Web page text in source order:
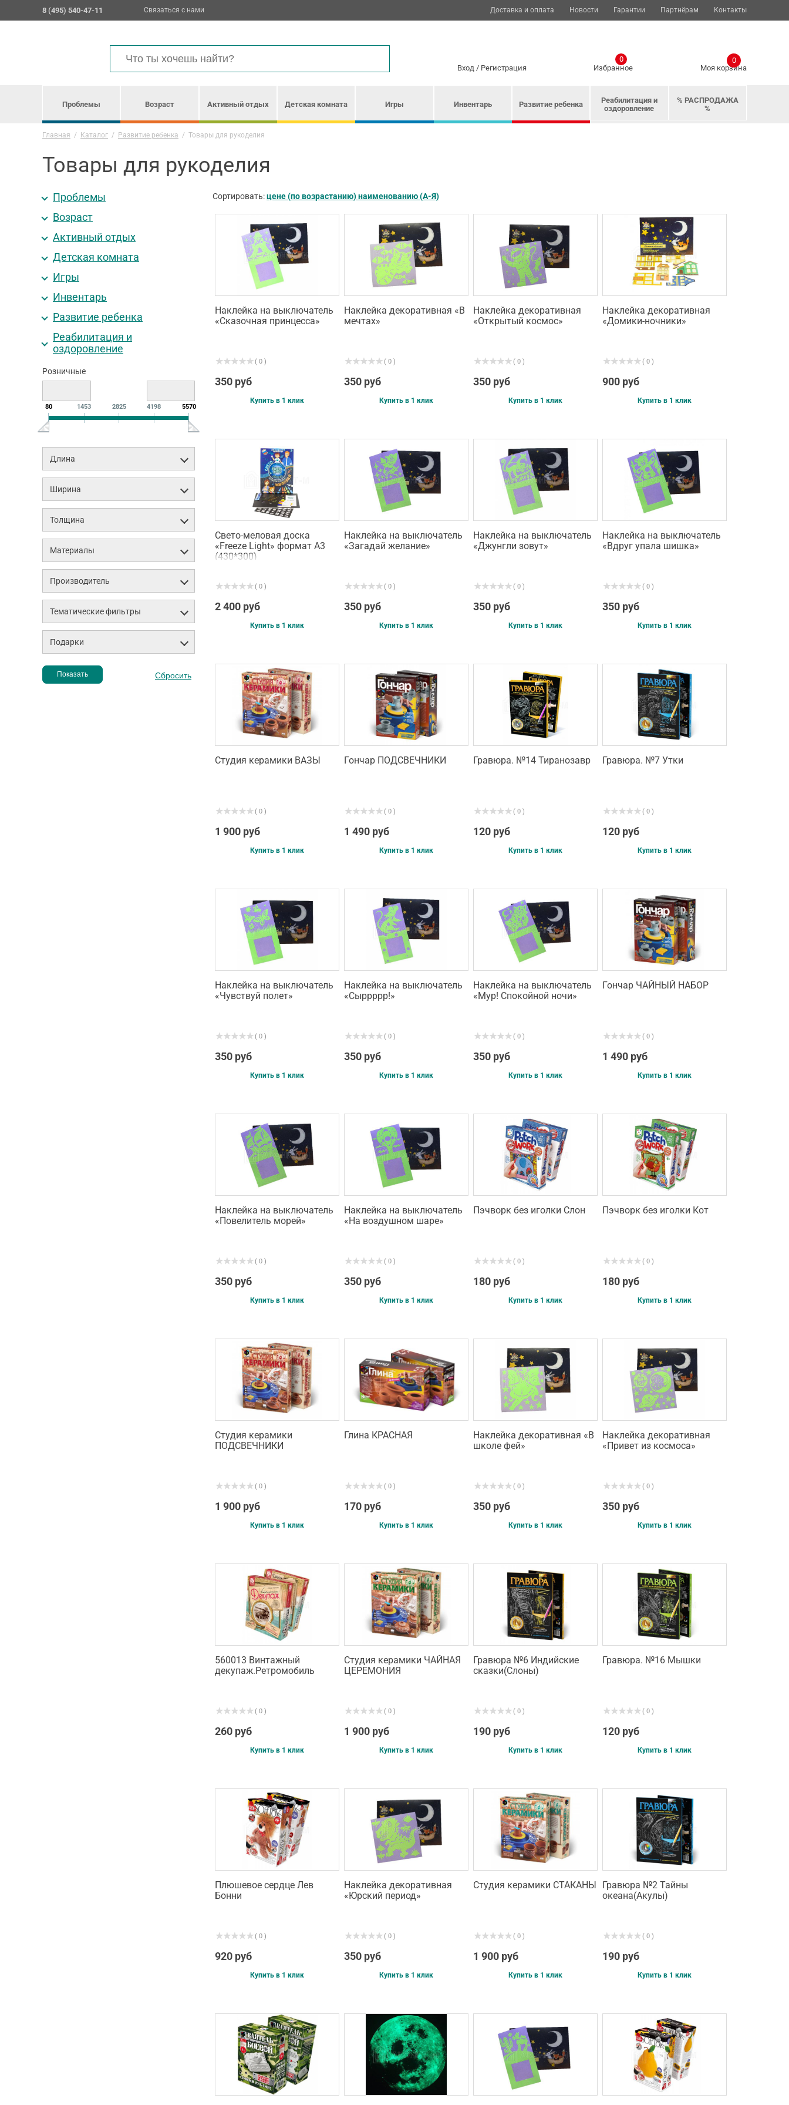
8 (495) 540-47-11 Связаться с нами Доставка и оплата Новости Гарантии Партнёрам Контакты
Вход/ Регистрация Избранное
0
Моя корзина
0
Проблемы Возраст Активный отдых Детская комната Игры Инвентарь Развитие ребенка
Реабилитация и
оздоровление
% РАСПРОДАЖА
%
Главная / Каталог / Развитие ребенка / Товары для рукоделия
Товары для рукоделия
Проблемы
Возраст
Активный отдых
Детская комната
Игры
Инвентарь
Развитие ребенка
Реабилитация и
оздоровление
Розничные
80 1453 2825 4198 5570
Длина
Ширина
Толщина
Материалы
Производитель
Тематические фильтры
Подарки
Сортировать:цене (по возрастанию)наименованию (А-Я)
Наклейка на выключатель
«Сказочная принцесса»
( 0 )
350 руб
Купить в 1 клик
Наклейка декоративная «В
мечтах»
( 0 )
350 руб
Купить в 1 клик
Наклейка декоративная
«Открытый космос»
( 0 )
350 руб
Купить в 1 клик
Наклейка декоративная
«Домики-ночники»
( 0 )
900 руб
Купить в 1 клик
Cвето-меловая доска
«Freeze Light» формат А3
(430*300)
( 0 )
2 400 руб
Купить в 1 клик
Наклейка на выключатель
«Загадай желание»
( 0 )
350 руб
Купить в 1 клик
Наклейка на выключатель
«Джунгли зовут»
( 0 )
350 руб
Купить в 1 клик
Наклейка на выключатель
«Вдруг упала шишка»
( 0 )
350 руб
Купить в 1 клик
Студия керамики ВАЗЫ
( 0 )
1 900 руб
Купить в 1 клик
Гончар ПОДСВЕЧНИКИ
( 0 )
1 490 руб
Купить в 1 клик
Гравюра. №14 Тиранозавр
( 0 )
120 руб
Купить в 1 клик
Гравюра. №7 Утки
( 0 )
120 руб
Купить в 1 клик
Наклейка на выключатель
«Чувствуй полет»
( 0 )
350 руб
Купить в 1 клик
Наклейка на выключатель
«Сыррррр!»
( 0 )
350 руб
Купить в 1 клик
Наклейка на выключатель
«Мур! Спокойной ночи»
( 0 )
350 руб
Купить в 1 клик
Гончар ЧАЙНЫЙ НАБОР
( 0 )
1 490 руб
Купить в 1 клик
Наклейка на выключатель
«Повелитель морей»
( 0 )
350 руб
Купить в 1 клик
Наклейка на выключатель
«На воздушном шаре»
( 0 )
350 руб
Купить в 1 клик
Пэчворк без иголки Слон
( 0 )
180 руб
Купить в 1 клик
Пэчворк без иголки Кот
( 0 )
180 руб
Купить в 1 клик
Студия керамики
ПОДСВЕЧНИКИ
( 0 )
1 900 руб
Купить в 1 клик
Глина КРАСНАЯ
( 0 )
170 руб
Купить в 1 клик
Наклейка декоративная «В
школе фей»
( 0 )
350 руб
Купить в 1 клик
Наклейка декоративная
«Привет из космоса»
( 0 )
350 руб
Купить в 1 клик
560013 Винтажный
декупаж.Ретромобиль
( 0 )
260 руб
Купить в 1 клик
Студия керамики ЧАЙНАЯ
ЦЕРЕМОНИЯ
( 0 )
1 900 руб
Купить в 1 клик
Гравюра №6 Индийские
сказки(Слоны)
( 0 )
190 руб
Купить в 1 клик
Гравюра. №16 Мышки
( 0 )
120 руб
Купить в 1 клик
Плюшевое сердце Лев
Бонни
( 0 )
920 руб
Купить в 1 клик
Наклейка декоративная
«Юрский период»
( 0 )
350 руб
Купить в 1 клик
Студия керамики СТАКАНЫ
( 0 )
1 900 руб
Купить в 1 клик
Гравюра №2 Тайны
океана(Акулы)
( 0 )
190 руб
Купить в 1 клик